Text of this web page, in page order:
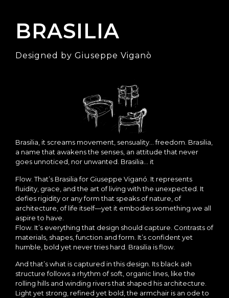
BRASILIA
Designed by Giuseppe Viganò
Brasilia, it screams movement, sensuality… freedom. Brasilia,
a name that awakens the senses, an attitude that never
goes unnoticed, nor unwanted. Brasilia… it
Flow. That’s Brasilia for Giuseppe Viganó. It represents
fluidity, grace, and the art of living with the unexpected. It
defies rigidity or any form that speaks of nature, of
architecture, of life itself—yet it embodies something we all
aspire to have.
Flow. It’s everything that design should capture. Contrasts of
materials, shapes, function and form. It’s confident yet
humble, bold yet never tries hard. Brasilia is flow.
And that’s what is captured in this design. Its black ash
structure follows a rhythm of soft, organic lines, like the
rolling hills and winding rivers that shaped his architecture.
Light yet strong, refined yet bold, the armchair is an ode to